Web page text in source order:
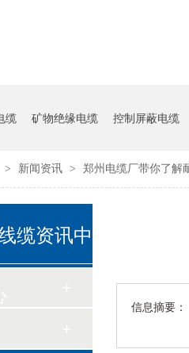
缆 矿物绝缘电缆 控制屏蔽电缆
> 新闻资讯 > 郑州电缆厂带你了解
信息摘要：
缆资讯中